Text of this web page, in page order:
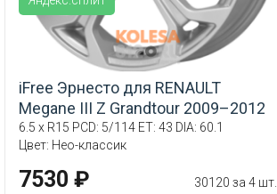
iFree Эрнесто для RENAULT
Megane III Z Grandtour 2009–2012
6.5 x R15 PCD: 5/114 ET: 43 DIA: 60.1
Цвет: Нео-классик
7530 ₽ 30120 за 4 шт.